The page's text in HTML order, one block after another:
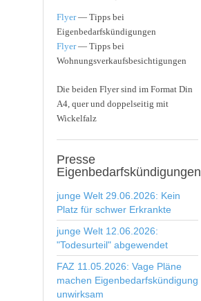
Flyer— Tipps bei
Eigenbedarfskündigungen
Flyer— Tipps bei
Wohnungsverkaufsbesichtigungen
Die beiden Flyer sind im Format Din
A4, quer und doppelseitig mit
Wickelfalz
Presse
Eigenbedarfskündigungen
junge Welt 29.06.2026: Kein
Platz für schwer Erkrankte
junge Welt 12.06.2026:
"Todesurteil" abgewendet
FAZ 11.05.2026: Vage Pläne
machen Eigenbedarfskündigung
unwirksam